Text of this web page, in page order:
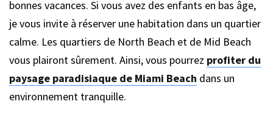
bonnes vacances. Si vous avez des enfants en bas âge,
je vous invite à réserver une habitation dans un quartier
calme. Les quartiers de North Beach et de Mid Beach
vous plairont sûrement. Ainsi, vous pourrez profiter du
paysage paradisiaque de Miami Beach dans un
environnement tranquille.